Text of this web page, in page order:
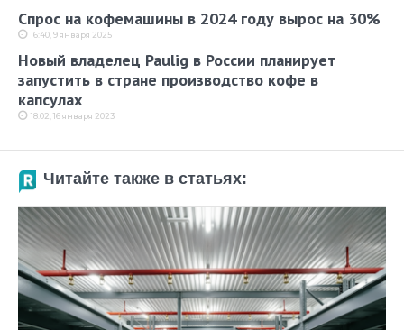
Спрос на кофемашины в 2024 году вырос на 30%
16:40, 9 января 2025
Новый владелец Paulig в России планирует
запустить в стране производство кофе в
капсулах
18:02, 16 января 2023
Читайте также в статьях: